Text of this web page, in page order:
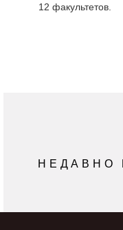
12 факультетов.
НЕДАВНО